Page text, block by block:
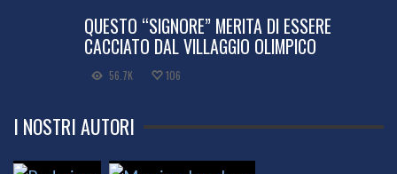
QUESTO “SIGNORE” MERITA DI ESSERE
CACCIATO DAL VILLAGGIO OLIMPICO
56.7K 106
I NOSTRI AUTORI